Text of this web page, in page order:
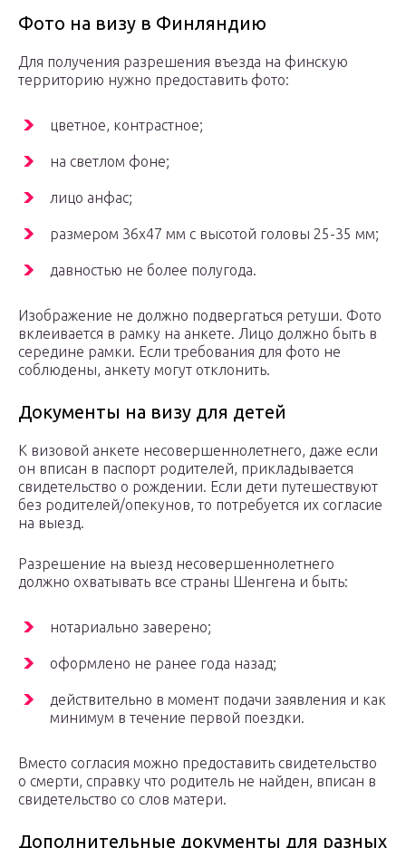
Фото на визу в Финляндию
Для получения разрешения въезда на финскую
территорию нужно предоставить фото:
цветное, контрастное;
на светлом фоне;
лицо анфас;
размером 36х47 мм с высотой головы 25-35 мм;
давностью не более полугода.
Изображение не должно подвергаться ретуши. Фото
вклеивается в рамку на анкете. Лицо должно быть в
середине рамки. Если требования для фото не
соблюдены, анкету могут отклонить.
Документы на визу для детей
К визовой анкете несовершеннолетнего, даже если
он вписан в паспорт родителей, прикладывается
свидетельство о рождении. Если дети путешествуют
без родителей/опекунов, то потребуется их согласие
на выезд.
Разрешение на выезд несовершеннолетнего
должно охватывать все страны Шенгена и быть:
нотариально заверено;
оформлено не ранее года назад;
действительно в момент подачи заявления и как
минимум в течение первой поездки.
Вместо согласия можно предоставить свидетельство
о смерти, справку что родитель не найден, вписан в
свидетельство со слов матери.
Дополнительные документы для разных